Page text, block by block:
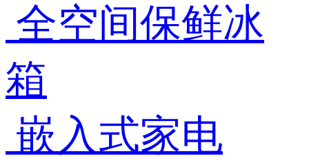
全空间保鲜冰
箱
嵌入式家电